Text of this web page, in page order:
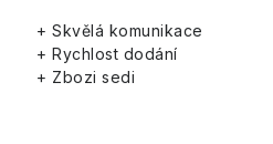
+ Skvělá komunikace
+ Rychlost dodání
+ Zbozi sedi